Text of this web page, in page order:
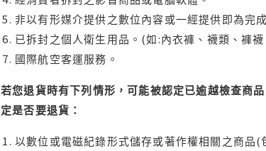
非以有形媒介提供之數位內容或一經提供即為完
已拆封之個人衛生用品。(如:內衣褲、襪類、褲
國際航空客運服務。
若您退貨時有下列情形，可能被認定已逾越檢查商
定是否要退貨：
以數位或電磁紀錄形式儲存或著作權相關之商品